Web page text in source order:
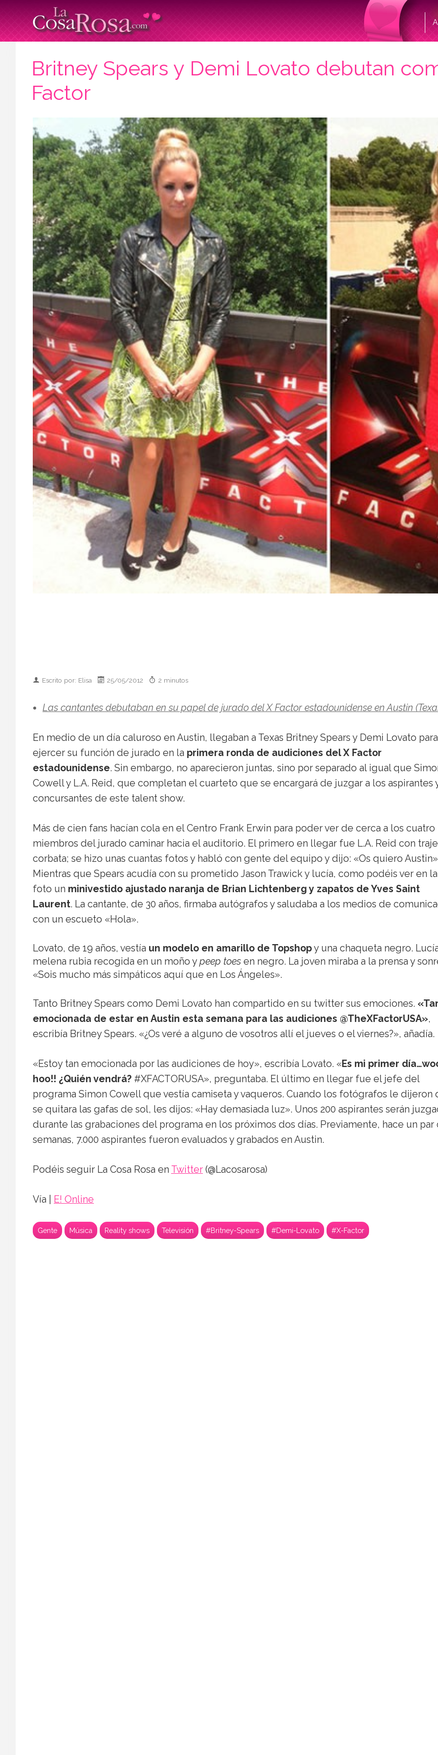
Britney Spears y Demi Lovato debutan
Factor
Escrito por: Elisa 25/05/2012 2 minutos
Las cantantes debutaban en su papel de jurado del X Factor estadounidense en Austin
En medio de un día caluroso en Austin, llegaban a Texas Britney Spears y Demi Lovato para
ejercer su función de jurado en la primera ronda de audiciones del X Factor
estadounidense. Sin embargo, no aparecieron juntas, sino por separado al igual que
Cowell y L.A. Reid, que completan el cuarteto que se encargará de juzgar a los aspirantes
concursantes de este talent show.
Más de cien fans hacían cola en el Centro Frank Erwin para poder ver de cerca a los cuatro
miembros del jurado caminar hacia el auditorio. El primero en llegar fue L.A. Reid con
corbata; se hizo unas cuantas fotos y habló con gente del equipo y dijo: «Os quiero
Mientras que Spears acudía con su prometido Jason Trawick y lucía, como podéis ver en la
foto un minivestido ajustado naranja de Brian Lichtenberg y zapatos de Yves Saint
Laurent. La cantante, de 30 años, firmaba autógrafos y saludaba a los medios de
con un escueto «Hola».
Lovato, de 19 años, vestía un modelo en amarillo de Topshopy una chaqueta negro.
melena rubia recogida en un moño y peep toes en negro. La joven miraba a la prensa y
«Sois mucho más simpáticos aquí que en Los Ángeles».
Tanto Britney Spears como Demi Lovato han compartido en su twitter sus emociones.
emocionada de estar en Austin esta semana para las audiciones @TheXFactorUSA»,
escribía Britney Spears. «¿Os veré a alguno de vosotros allí el jueves o el viernes?», añadía.
«Estoy tan emocionada por las audiciones de hoy», escribía Lovato. «Es mi primer
hoo!! ¿Quién vendrá? #XFACTORUSA», preguntaba. El último en llegar fue el jefe del
programa Simon Cowell que vestía camiseta y vaqueros. Cuando los fotógrafos le dijeron
se quitara las gafas de sol, les dijos: «Hay demasiada luz». Unos 200 aspirantes serán
durante las grabaciones del programa en los próximos dos días. Previamente, hace un par
semanas, 7.000 aspirantes fueron evaluados y grabados en Austin.
Podéis seguir La Cosa Rosa en Twitter (@Lacosarosa)
Vía | E! Online
Gente Música Reality shows Televisión #Britney-Spears #Demi-Lovato #X-Factor